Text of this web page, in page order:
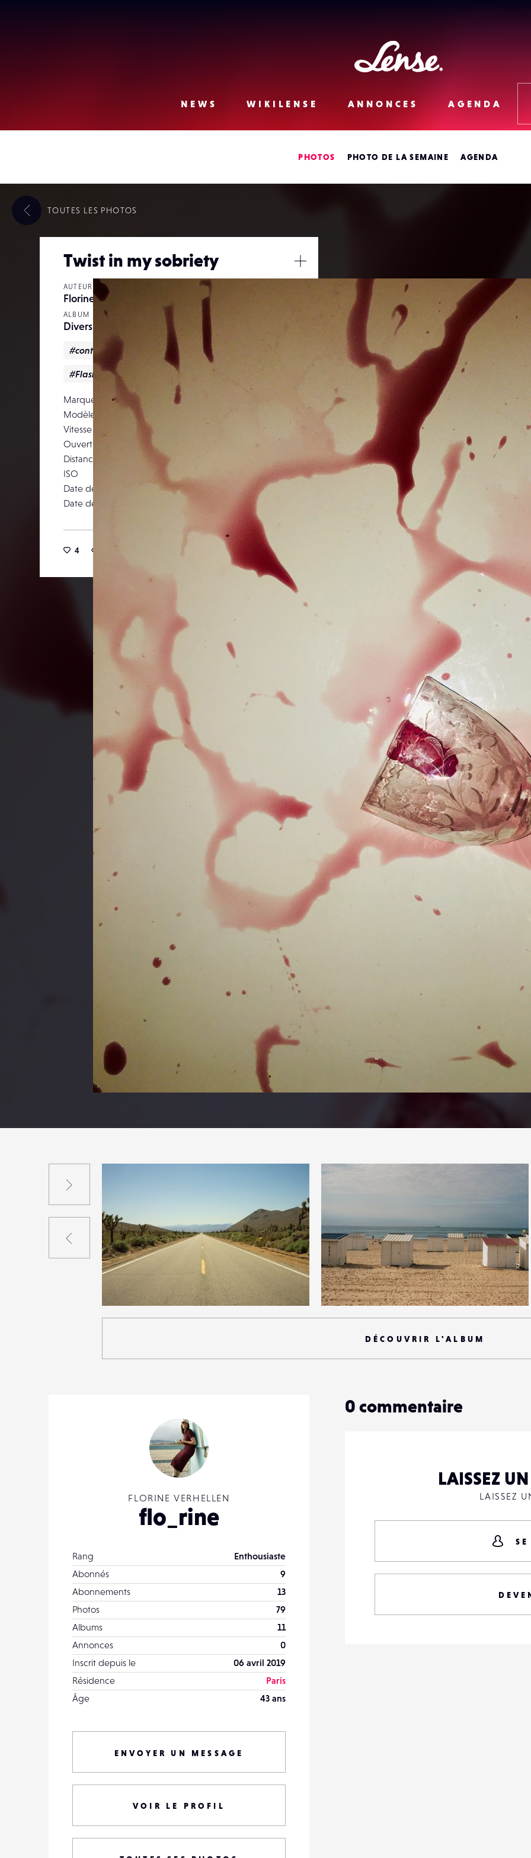
Lense
NEWS
WIKILENSE ANNONCES AGENDA
PHOTOS PHOTO DE LA SEMAINE AGENDA
Twist in my sobriety
AUTEUR
Florinette
ALBUM
Divers
#contemporaryphotography #details
#Flash #wine
Marque
Modèle
Vitesse d’obturation
Ouverture
Distance focale
ISO
Date de prise de vue
16 novembre 2019
Date de publication
23 novembre 2019
4
/
TOUTES LES PHOTOS
19
3
19
Précédent
DÉCOUVRIR L'ALBUM
FLORINE VERHELLEN
flo_rine
Rang
Enthousiaste
Abonnés
9
Abonnements
13
Photos
79
Albums
11
Annonces
0
Inscrit depuis le
06 avril 2019
Résidence
Paris
Âge
43 ans
ENVOYER UN MESSAGE
VOIR LE PROFIL
0 commentaire
LAISSEZ
LAISSEZ